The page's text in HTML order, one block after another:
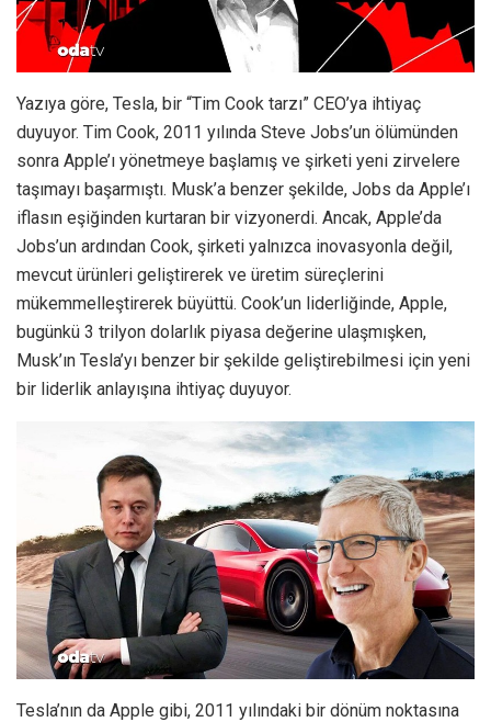
Yazıya göre, Tesla, bir “Tim Cook tarzı” CEO’ya ihtiyaç
duyuyor. Tim Cook, 2011 yılında Steve Jobs’un ölümünden
sonra Apple’ı yönetmeye başlamış ve şirketi yeni zirvelere
taşımayı başarmıştı. Musk’a benzer şekilde, Jobs da Apple’ı
iflasın eşiğinden kurtaran bir vizyonerdi. Ancak, Apple’da
Jobs’un ardından Cook, şirketi yalnızca inovasyonla değil,
mevcut ürünleri geliştirerek ve üretim süreçlerini
mükemmelleştirerek büyüttü. Cook’un liderliğinde, Apple,
bugünkü 3 trilyon dolarlık piyasa değerine ulaşmışken,
Musk’ın Tesla’yı benzer bir şekilde geliştirebilmesi için yeni
bir liderlik anlayışına ihtiyaç duyuyor.
Tesla’nın da Apple gibi, 2011 yılındaki bir dönüm noktasına